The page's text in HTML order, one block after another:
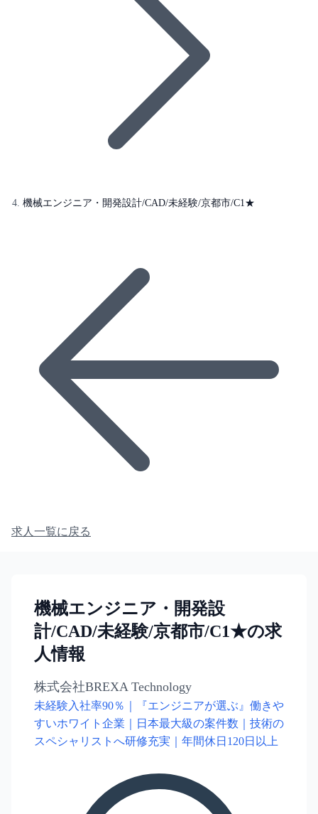
機械エンジニア・開発設計/CAD/未経験/京都市/C1★
求人一覧に戻る
機械エンジニア・開発設
計/CAD/未経験/京都市/C1★の求
人情報
株式会社BREXA Technology
未経験入社率90％｜『エンジニアが選ぶ』働きや
すいホワイト企業｜日本最大級の案件数｜技術の
スペシャリストへ研修充実｜年間休日120日以上